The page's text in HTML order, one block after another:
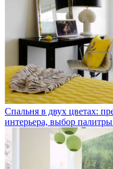
Спальня в двух цветах:
интерьера, выбор